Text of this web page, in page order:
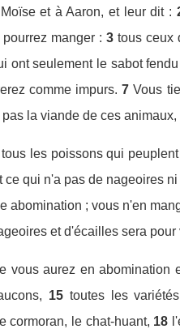
et à Aaron, et leur dit :
manger : 3 tous ceux
ont seulement le sabot
comme impurs. 7 Vous
la viande de ces
les poissons qui
ce qui n'a pas de nageoires
abomination ; vous n'en
et d'écailles sera
vous aurez en abomination
15 toutes les
cormoran, le chat-huant, 18